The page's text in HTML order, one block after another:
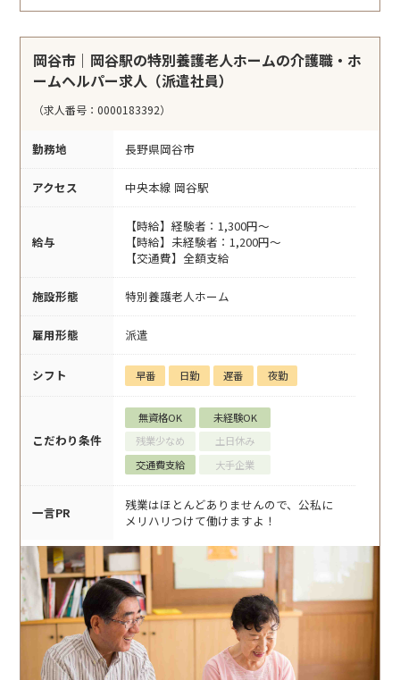
岡谷市｜岡谷駅の特別養護老人ホームの介護職・ホ
ームヘルパー求人（派遣社員）
（求人番号：0000183392）
勤務地 長野県岡谷市
アクセス 中央本線 岡谷駅
給与
【時給】経験者：1,300円～
【時給】未経験者：1,200円～
【交通費】全額支給
施設形態 特別養護老人ホーム
雇用形態 派遣
シフト 早番 日勤 遅番 夜勤
こだわり条件
無資格OK
未経験OK
残業少なめ
土日休み
交通費支給
大手企業
一言PR
残業はほとんどありませんので、公私に
メリハリつけて働けますよ！